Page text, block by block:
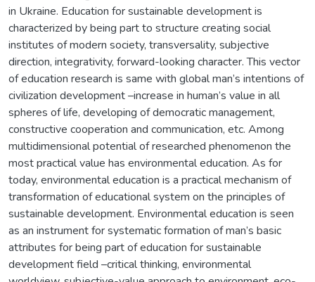
in Ukraine. Education for sustainable development is
characterized by being part to structure creating social
institutes of modern society, transversality, subjective
direction, integrativity, forward-looking character. This vector
of education research is same with global man’s intentions of
civilization development –increase in human’s value in all
spheres of life, developing of democratic management,
constructive cooperation and communication, etc. Among
multidimensional potential of researched phenomenon the
most practical value has environmental education. As for
today, environmental education is a practical mechanism of
transformation of educational system on the principles of
sustainable development. Environmental education is seen
as an instrument for systematic formation of man’s basic
attributes for being part of education for sustainable
development field –critical thinking, environmental